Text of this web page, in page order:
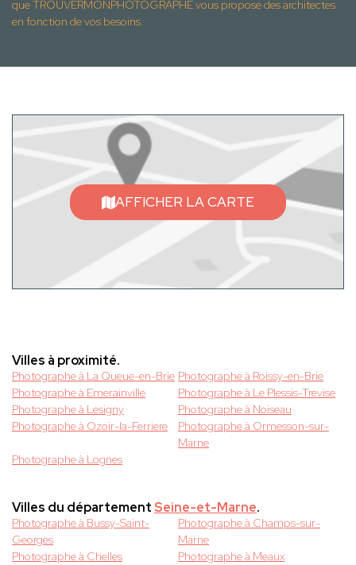
que TROUVERMONPHOTOGRAPHE vous propose des architectes
en fonction de vos besoins.
AFFICHER LA CARTE
Villes à proximité.
Photographe à La Queue-en-Brie Photographe à Roissy-en-Brie
Photographe à Emerainville
Photographe à Le Plessis-Trevise
Photographe à Lesigny
Photographe à Noiseau
Photographe à Ozoir-la-Ferriere
Photographe à Ormesson-sur-
Marne
Photographe à Lognes
Villes du département Seine-et-Marne.
Photographe à Bussy-Saint-
Georges
Photographe à Champs-sur-
Marne
Photographe à Chelles
Photographe à Meaux